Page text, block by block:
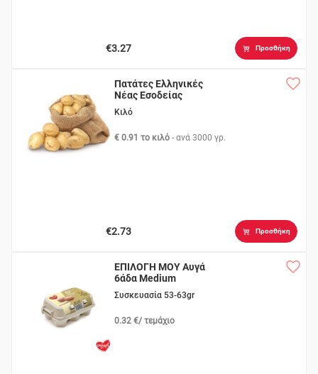
€3.27 Προσθήκη
Πατάτες Ελληνικές
Νέας Εσοδείας
Κιλό
€ 0.91 το κιλό - ανά3000 γρ.
€2.73 Προσθήκη
ΕΠΙΛΟΓΗ ΜΟΥ Αυγά
6άδα Medium
Συσκευασία 53-63gr
0.32 €/ τεμάχιο